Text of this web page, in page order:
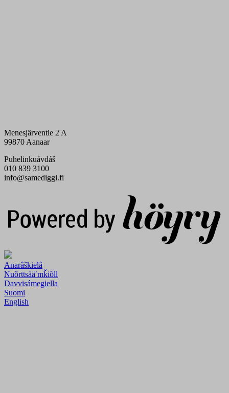
Menesjärventie 2 A
99870 Aanaar
Puhelinkuávdáš
010 839 3100
info@samediggi.fi
Anarâškielâ
Nuõrttsääʹmǩiõll
Davvisámegiella
Suomi
English